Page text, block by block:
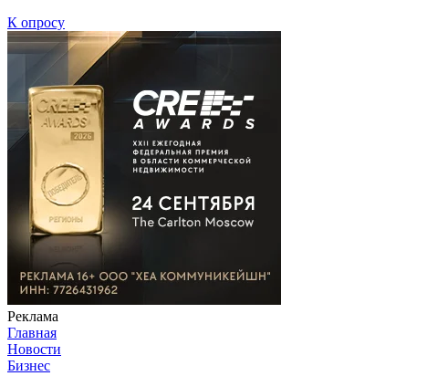
К опросу
Реклама
Главная
Новости
Бизнес